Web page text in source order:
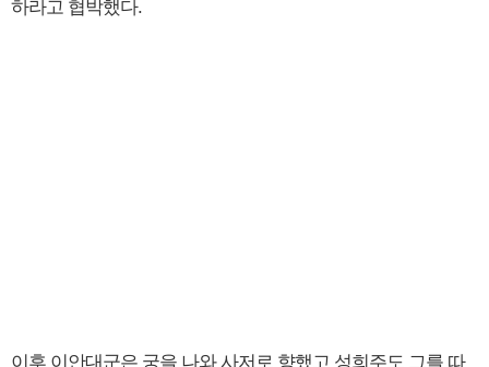
하라고 협박했다.
이후 이안대군은 궁을 나와 사저로 향했고 성희주도 그를 따